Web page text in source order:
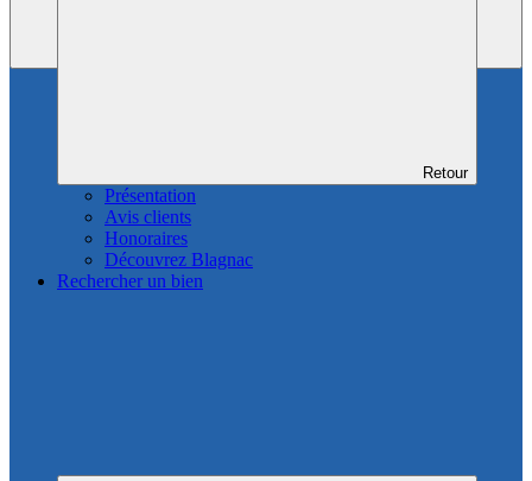
Retour
Présentation
Avis clients
Honoraires
Découvrez Blagnac
Rechercher un bien